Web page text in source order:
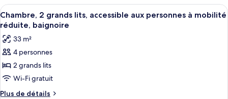
grands
lits,
vue
sur
la
marina
grands
lits,
sur
la
marina
Afficher
toutes
les
photos
pour
ce
type
de
Une chambre d’hôtel avec deux
4
Chambre, 2 grands lits, accessible aux personnes à mobilité
réduite, baignoire
33 m²
4 personnes
2 grands lits
Wi-Fi gratuit
Plus de détails
Plus